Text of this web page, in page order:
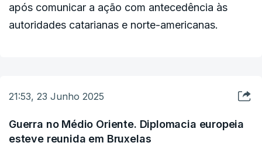
após comunicar a ação com antecedência às
autoridades catarianas e norte-americanas.
21:53, 23 Junho 2025
Guerra no Médio Oriente. Diplomacia europeia
esteve reunida em Bruxelas